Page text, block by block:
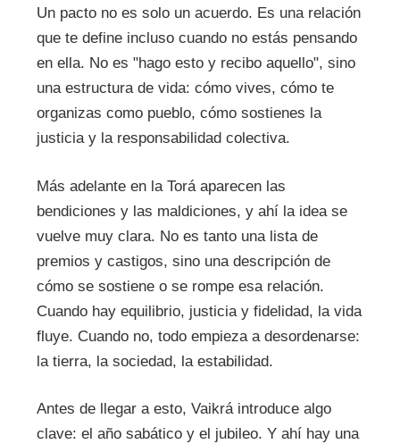
Un pacto no es solo un acuerdo. Es una relación
que te define incluso cuando no estás pensando
en ella. No es "hago esto y recibo aquello", sino
una estructura de vida: cómo vives, cómo te
organizas como pueblo, cómo sostienes la
justicia y la responsabilidad colectiva.
Más adelante en la Torá aparecen las
bendiciones y las maldiciones, y ahí la idea se
vuelve muy clara. No es tanto una lista de
premios y castigos, sino una descripción de
cómo se sostiene o se rompe esa relación.
Cuando hay equilibrio, justicia y fidelidad, la vida
fluye. Cuando no, todo empieza a desordenarse:
la tierra, la sociedad, la estabilidad.
Antes de llegar a esto, Vaikrá introduce algo
clave: el año sabático y el jubileo. Y ahí hay una